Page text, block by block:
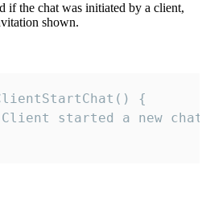
if the chat was initiated by a client,
shown.
{
started a new